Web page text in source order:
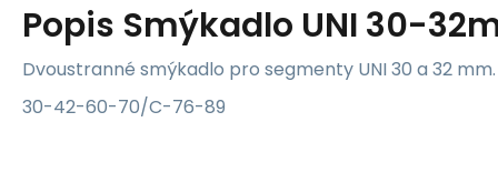
Popis Smýkadlo UNI 30-
Dvoustranné smýkadlo pro segmenty UNI 30 a 32
30-42-60-70/C-76-89